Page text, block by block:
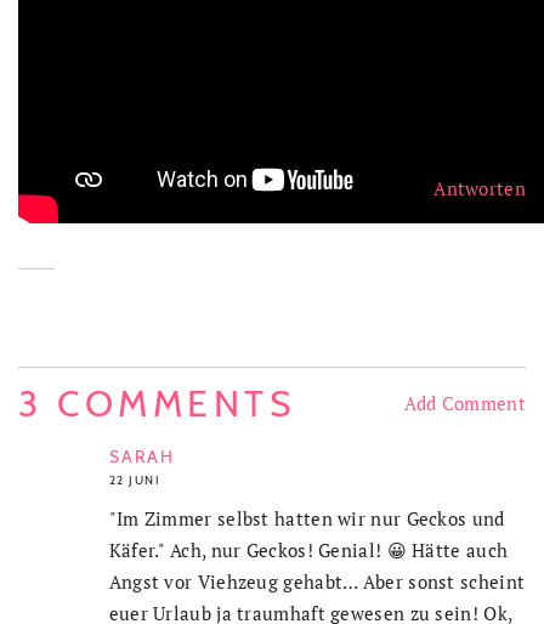
3 COMMENTS Add Comment
SARAH
22 JUNI
Antworten
"Im Zimmer selbst hatten wir nur Geckos und
Käfer." Ach, nur Geckos! Genial! 😀 Hätte auch
Angst vor Viehzeug gehabt… Aber sonst scheint
euer Urlaub ja traumhaft gewesen zu sein! Ok,